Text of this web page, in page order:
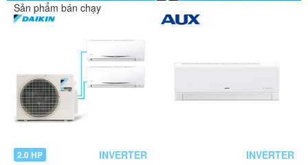
Sản phẩm bán chạy
2.0 HP INVERTER INVERTER